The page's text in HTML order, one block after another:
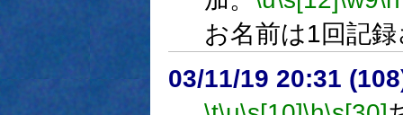
お名前は1回記
03/11/19 20:31